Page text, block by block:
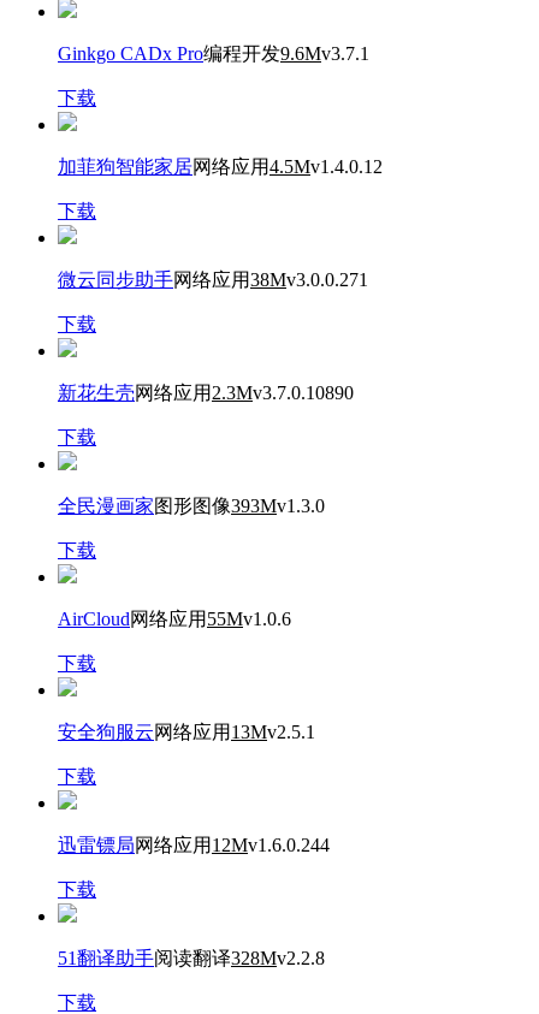
Ginkgo CADx Pro编程开发9.6Mv3.7.1
下载
加菲狗智能家居网络应用4.5Mv1.4.0.12
下载
微云同步助手网络应用38Mv3.0.0.271
下载
新花生壳网络应用 2.3Mv3.7.0.10890
下载
全民漫画家图形图像393Mv1.3.0
下载
AirCloud网络应用 55Mv1.0.6
下载
安全狗服云网络应用 13Mv2.5.1
下载
迅雷镖局网络应用 12Mv1.6.0.244
下载
51翻译助手阅读翻译328Mv2.2.8
下载